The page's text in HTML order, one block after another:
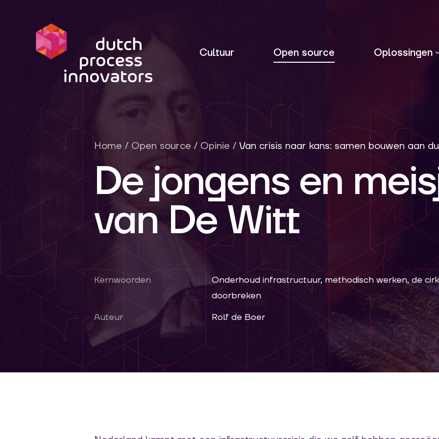
Cultuur
Open source Oplossingen
Home / Open source/ Opinie / Van crisis naar kans: samen bouwen aan
De jongens en
van De Witt
Kernwoorden
Onderhoud infrastructuur, methodisch werken, de
doorbreken
Auteur
Rolf de Boer